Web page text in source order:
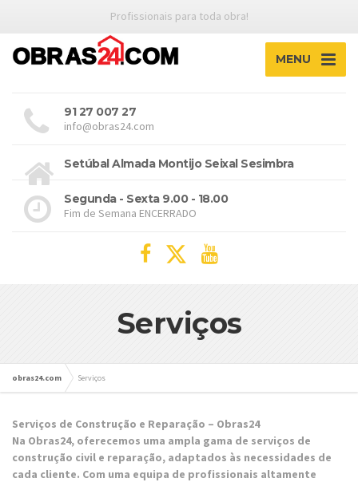
Profissionais para toda obra!
MENU
91 27 007 27
info@obras24.com
Setúbal Almada Montijo Seixal Sesimbra
Segunda - Sexta 9.00 - 18.00
Fim de Semana ENCERRADO
Serviços
obras24.com Serviços
Serviços de Construção e Reparação – Obras24
Na Obras24, oferecemos uma ampla gama de serviços de
construção civil e reparação, adaptados às necessidades de
cada cliente. Com uma equipa de profissionais altamente